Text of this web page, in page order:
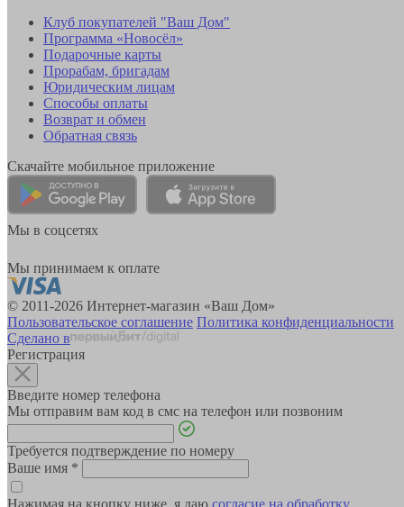
Клуб покупателей "Ваш Дом"
Программа «Новосёл»
Подарочные карты
Прорабам, бригадам
Юридическим лицам
Способы оплаты
Возврат и обмен
Обратная связь
Скачайте мобильное приложение
Мы в соцсетях
Мы принимаем к оплате
© 2011-2026 Интернет-магазин «Ваш Дом»
Пользовательское соглашение Политика конфиденциальности
Сделано в
Регистрация
Введите номер телефона
Мы отправим вам код в смс на телефон или позвоним
Требуется подтверждение по номеру
Ваше имя *